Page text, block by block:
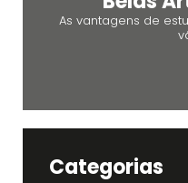
Categorias
As vantagens de